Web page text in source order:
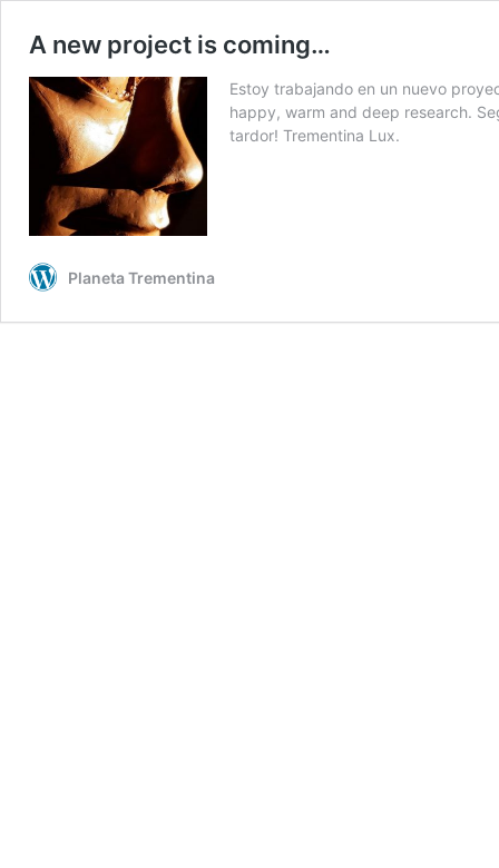
A new project is coming…
Estoy trabajando en un nuevo
happy, warm and deep research.
tardor! Trementina Lux.
Planeta Trementina